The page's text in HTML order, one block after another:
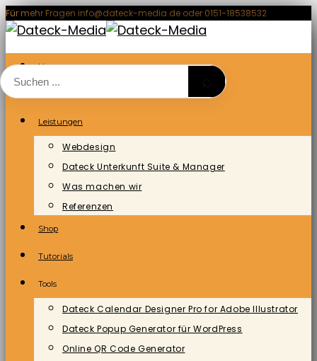
Zum
Inhalt
springen
Für mehr Fragen info@dateck-media.de oder 0151-18538532
Home
Leistungen
Webdesign
Dateck Unterkunft Suite & Manager
Was machen wir
Referenzen
Shop
Tutorials
Tools
Dateck Calendar Designer Pro for Adobe Illustrator
Dateck Popup Generator für WordPress
Online QR Code Generator